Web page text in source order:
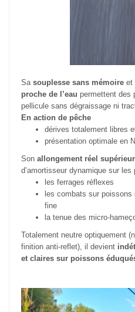
Sa souplesse sans mémoire et
proche de l’eau permettent des
pellicule sans dégraissage ni
En action de pêche
dérives totalement libres
présentation optimale en
Son allongement réel
d’amortisseur dynamique sur
les ferrages réflexes
les combats sur
fine
la tenue des micro-
Totalement neutre optiquement
finition anti-reflet), il devient
et claires sur poissons